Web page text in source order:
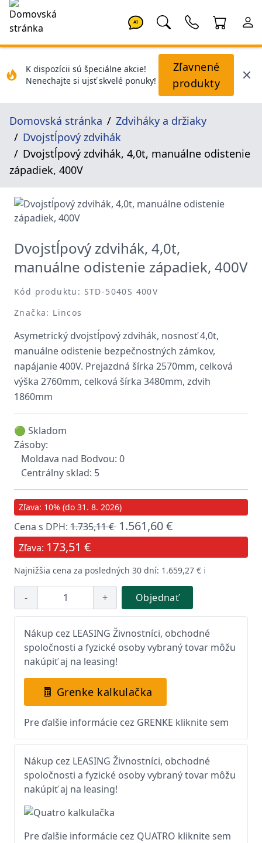
AI
K dispozícii sú špeciálne akcie!
Nenechajte si ujsť skvelé ponuky!
Zľavnené
produkty
Domovská stránka
Zdviháky a držiaky
Dvojstĺpový zdvihák
Dvojstĺpový zdvihák, 4,0t, manuálne odistenie
západiek, 400V
Dvojstĺpový zdvihák, 4,0t,
manuálne odistenie západiek, 400V
Kód produktu: STD-5040S 400V
Značka: Lincos
Asymetrický dvojstĺpový zdvihák, nosnosť 4,0t,
manuálne odistenie bezpečnostných zámkov,
napájanie 400V. Prejazdná šírka 2570mm, celková
výška 2760mm, celková šírka 3480mm, zdvih
1860mm
🟢 Skladom
Zásoby:
Moldava nad Bodvou: 0
Centrálny sklad: 5
Zľava: 10% (do 31. 8. 2026)
Cena s DPH: 1.735,11 € 1.561,60 €
Zľava: 173,51 €
Najnižšia cena za posledných 30 dní: 1.659,27 € ℹ️
- + Objednať
Nákup cez LEASING Živnostníci, obchodné
spoločnosti a fyzické osoby vybraný tovar môžu
nakúpiť aj na leasing!
Grenke kalkulačka
Pre ďalšie informácie cez GRENKE kliknite sem
Nákup cez LEASING Živnostníci, obchodné
spoločnosti a fyzické osoby vybraný tovar môžu
nakúpiť aj na leasing!
Pre ďalšie informácie cez QUATRO kliknite sem